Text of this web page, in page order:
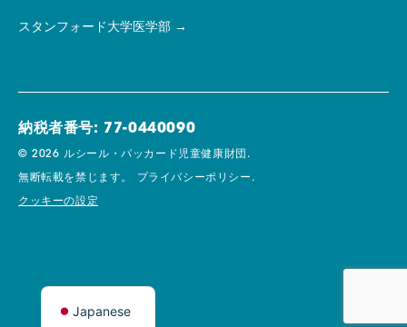
スタンフォード大学医学部
納税者番号: 77-0440090
© 2026 ルシール・パッカード児童健康財団.
無断転載を禁じます。 プライバシーポリシー.
クッキーの設定
Japanese